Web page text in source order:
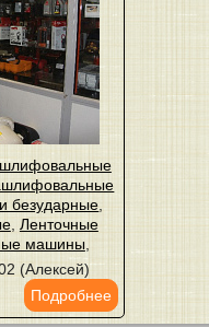
безударные
, Ленточные
машины,
(Алексей)
Подробнее